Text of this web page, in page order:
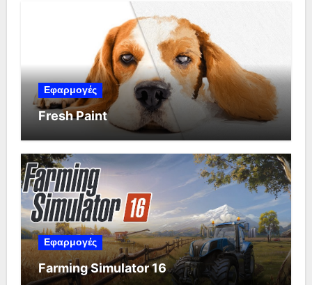
Εφαρμογές
Fresh Paint
Εφαρμογές
Farming Simulator 16